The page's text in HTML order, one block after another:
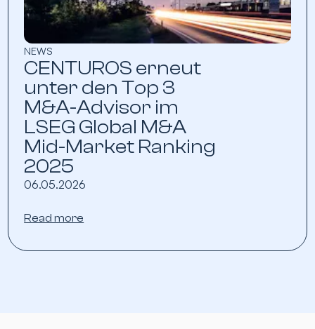
NEWS
CENTUROS erneut
unter den Top 3
M&A-Advisor im
LSEG Global M&A
Mid-Market Ranking
2025
06.05.2026
Read more